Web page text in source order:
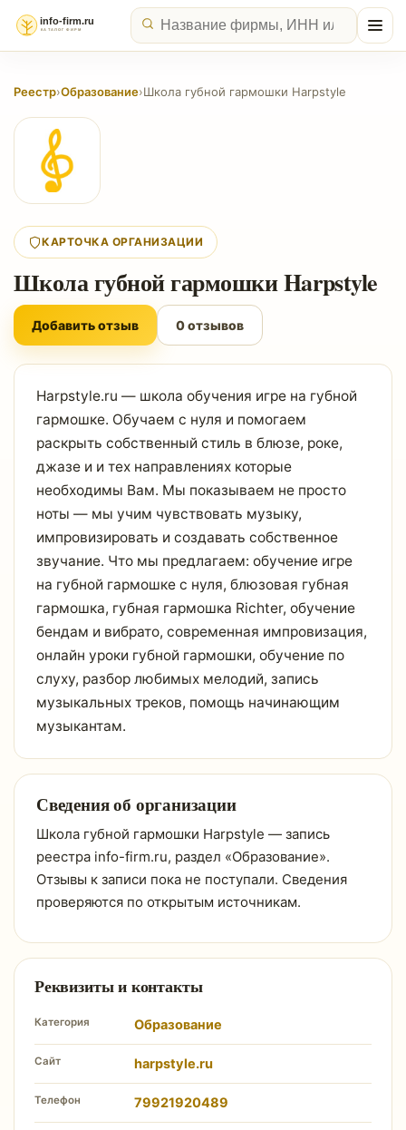
Реестр›Образование›Школа губной гармошки Harpstyle
КАРТОЧКА ОРГАНИЗАЦИИ
Школа губной гармошки Harpstyle
Добавить отзыв 0 отзывов
Harpstyle.ru — школа обучения игре на губной
гармошке. Обучаем с нуля и помогаем
раскрыть собственный стиль в блюзе, роке,
джазе и и тех направлениях которые
необходимы Вам. Мы показываем не просто
ноты — мы учим чувствовать музыку,
импровизировать и создавать собственное
звучание. Что мы предлагаем: обучение игре
на губной гармошке с нуля, блюзовая губная
гармошка, губная гармошка Richter, обучение
бендам и вибрато, современная импровизация,
онлайн уроки губной гармошки, обучение по
слуху, разбор любимых мелодий, запись
музыкальных треков, помощь начинающим
музыкантам.
Сведения об организации
Школа губной гармошки Harpstyle — запись
реестра info-firm.ru, раздел «Образование».
Отзывы к записи пока не поступали. Сведения
проверяются по открытым источникам.
Реквизиты и контакты
Категория Образование
Сайт harpstyle.ru
Телефон 79921920489